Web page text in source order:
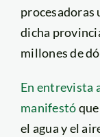
procesadoras
dicha
millones de
En entrevista
manifestó
el agua y el